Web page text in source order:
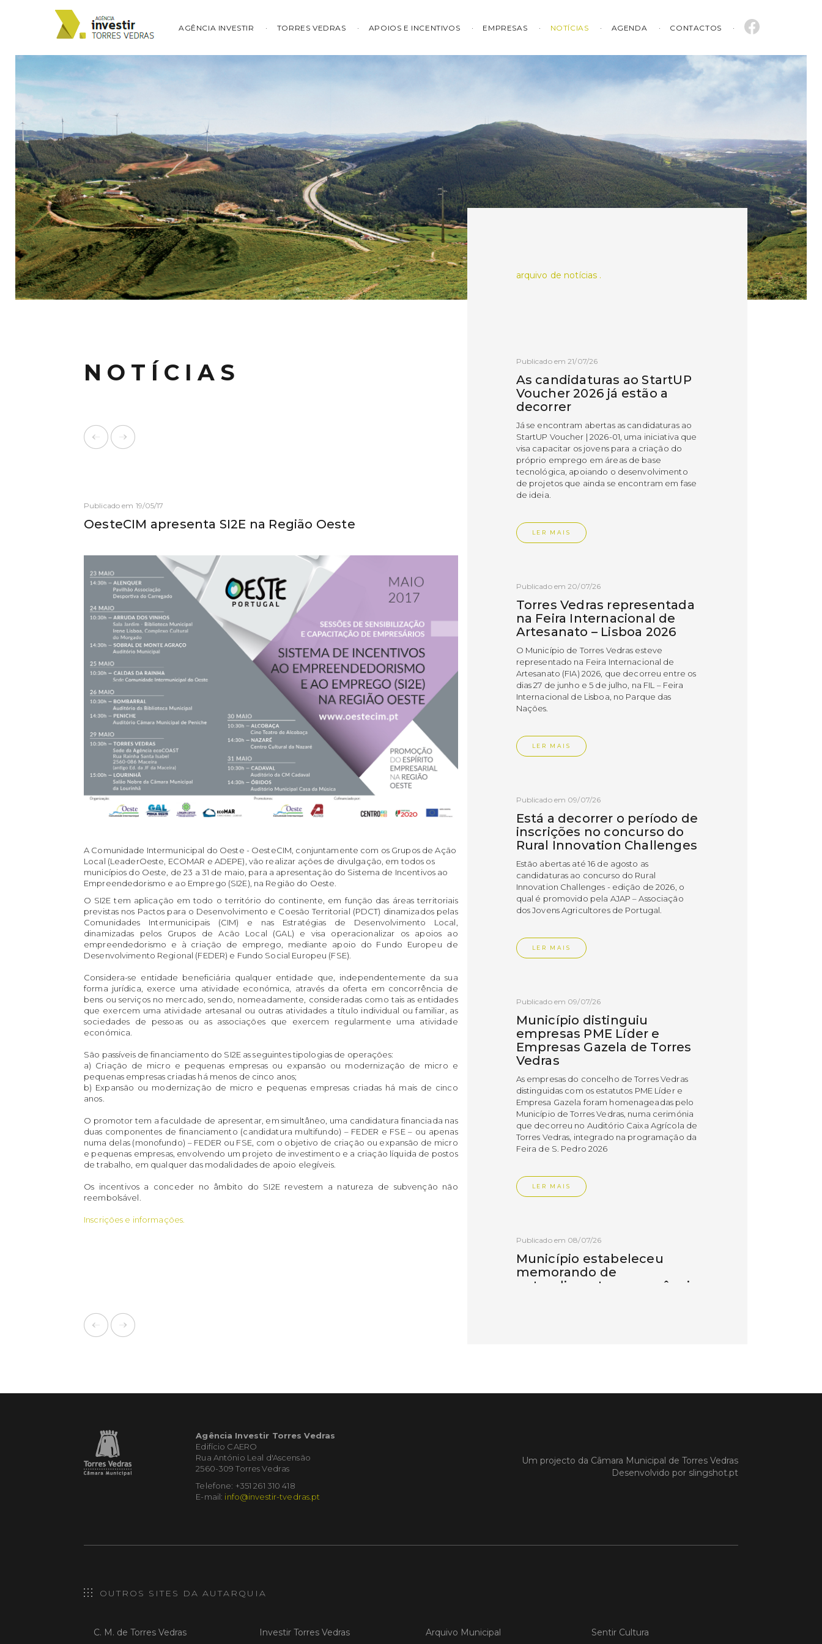
AGÊNCIA INVESTIR TORRES VEDRAS APOIOS E INCENTIVOS EMPRESAS NOTÍCIAS AGENDA CONTACTOS
NOTÍCIAS
Publicado em 19/05/17
OesteCIM apresenta SI2E na Região Oeste
A Comunidade Intermunicipal do Oeste - OesteCIM, conjuntamente com os Grupos de Ação
Local (LeaderOeste, ECOMAR e ADEPE), vão realizar ações de divulgação, em todos os
municípios do Oeste, de 23 a 31 de maio, para a apresentação do Sistema de Incentivos ao
Empreendedorismo e ao Emprego (SI2E), na Região do Oeste.
O SI2E tem aplicação em todo o território do continente, em função das áreas territoriais
previstas nos Pactos para o Desenvolvimento e Coesão Territorial (PDCT) dinamizados pelas
Comunidades Intermunicipais (CIM) e nas Estratégias de Desenvolvimento Local,
dinamizadas pelos Grupos de Acão Local (GAL) e visa operacionalizar os apoios ao
empreendedorismo e à criação de emprego, mediante apoio do Fundo Europeu de
Desenvolvimento Regional (FEDER) e Fundo Social Europeu (FSE).
Considera-se entidade beneficiária qualquer entidade que, independentemente da sua
forma jurídica, exerce uma atividade económica, através da oferta em concorrência de
bens ou serviços no mercado, sendo, nomeadamente, consideradas como tais as entidades
que exercem uma atividade artesanal ou outras atividades a título individual ou familiar, as
sociedades de pessoas ou as associações que exercem regularmente uma atividade
económica.
São passíveis de financiamento do SI2E as seguintes tipologias de operações:
a) Criação de micro e pequenas empresas ou expansão ou modernização de micro e
pequenas empresas criadas há menos de cinco anos;
b) Expansão ou modernização de micro e pequenas empresas criadas há mais de cinco
anos.
O promotor tem a faculdade de apresentar, em simultâneo, uma candidatura financiada nas
duas componentes de financiamento (candidatura multifundo) – FEDER e FSE – ou apenas
numa delas (monofundo) – FEDER ou FSE, com o objetivo de criação ou expansão de micro
e pequenas empresas, envolvendo um projeto de investimento e a criação líquida de postos
de trabalho, em qualquer das modalidades de apoio elegíveis.
Os incentivos a conceder no âmbito do SI2E revestem a natureza de subvenção não
reembolsável.
Inscrições e informações.
arquivo de notícias .
Publicado em 21/07/26
As candidaturas ao StartUP
Voucher 2026 já estão a
decorrer
Já se encontram abertas as candidaturas ao
StartUP Voucher | 2026-01, uma iniciativa que
visa capacitar os jovens para a criação do
próprio emprego em áreas de base
tecnológica, apoiando o desenvolvimento
de projetos que ainda se encontram em fase
de ideia.
LER MAIS
Publicado em 20/07/26
Torres Vedras representada
na Feira Internacional de
Artesanato – Lisboa 2026
O Município de Torres Vedras esteve
representado na Feira Internacional de
Artesanato (FIA) 2026, que decorreu entre os
dias 27 de junho e 5 de julho, na FIL – Feira
Internacional de Lisboa, no Parque das
Nações.
LER MAIS
Publicado em 09/07/26
Está a decorrer o período de
inscrições no concurso do
Rural Innovation Challenges
Estão abertas até 16 de agosto as
candidaturas ao concurso do Rural
Innovation Challenges - edição de 2026, o
qual é promovido pela AJAP – Associação
dos Jovens Agricultores de Portugal.
LER MAIS
Publicado em 09/07/26
Município distinguiu
empresas PME Líder e
Empresas Gazela de Torres
Vedras
As empresas do concelho de Torres Vedras
distinguidas com os estatutos PME Líder e
Empresa Gazela foram homenageadas pelo
Município de Torres Vedras, numa cerimónia
que decorreu no Auditório Caixa Agrícola de
Torres Vedras, integrado na programação da
Feira de S. Pedro 2026
LER MAIS
Publicado em 08/07/26
Município estabeleceu
memorando de
entendimento com agência
Publicado em 20/04/26
Torres Vedras recebeu a 13.ª
Agência Investir Torres Vedras
Edifício CAERO
Rua António Leal d'Ascensão
2560-309 Torres Vedras
Telefone: +351 261 310 418
E-mail: info@investir-tvedras.pt
Um projecto da Câmara Municipal de Torres Vedras
Desenvolvido por slingshot.pt
OUTROS SITES DA AUTARQUIA
C. M. de Torres Vedras Investir Torres Vedras Arquivo Municipal Sentir Cultura